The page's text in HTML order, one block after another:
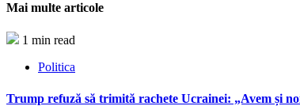
Mai multe articole
1 min read
Politica
Trump refuză să trimită rachete Ucrainei: „Avem și